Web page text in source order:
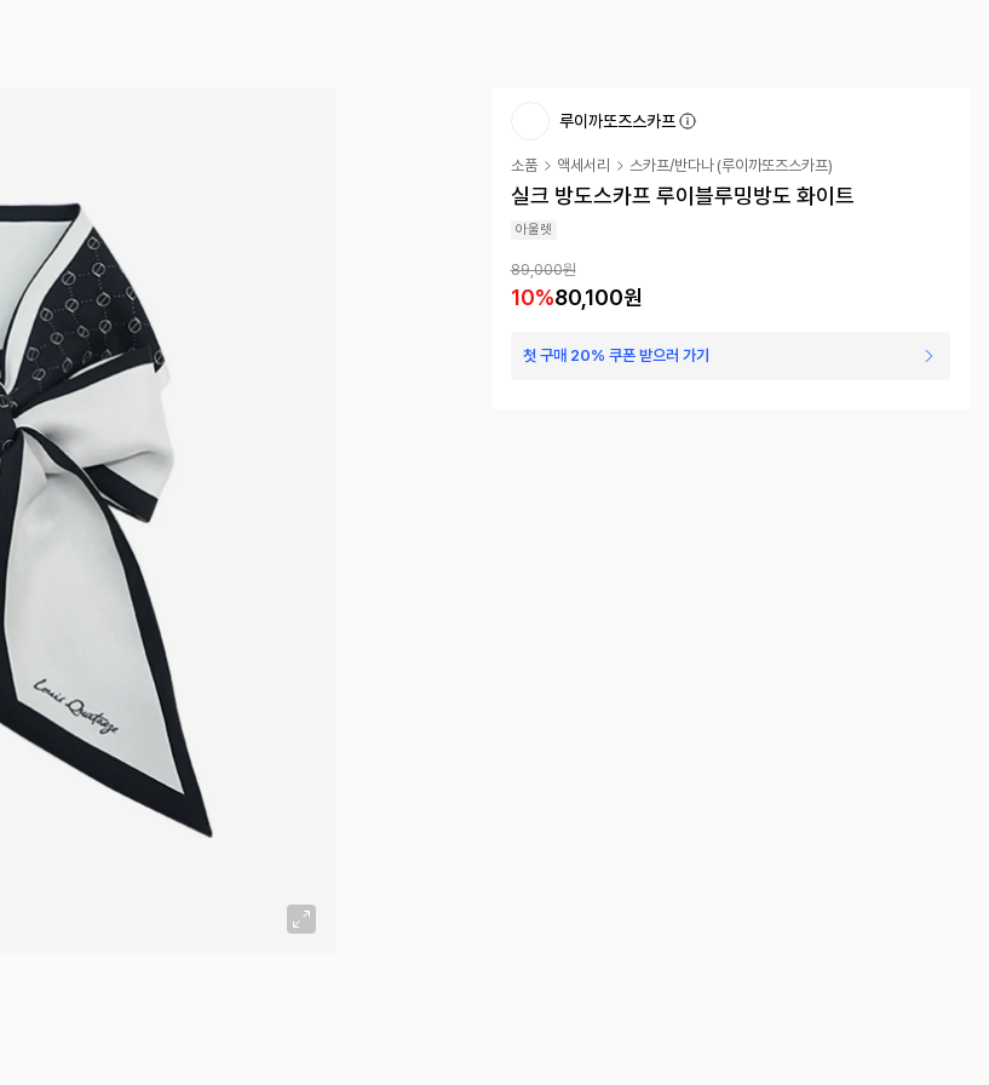
루이까또즈스카프
소품 액세서리 스카프/반다나 (루이까또즈스카프)
실크 방도스카프 루이블루밍방도 화이트
아울렛
89,000원
10%80,100원
첫 구매 20% 쿠폰 받으러 가기